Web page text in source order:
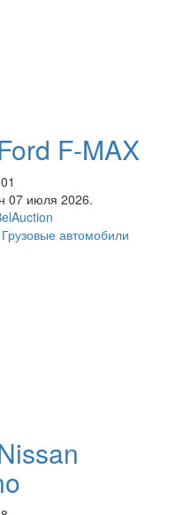
F-MAX
07 июля 2026.
Грузовые автомобили